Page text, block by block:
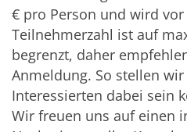
€ pro Person und wird
Teilnehmerzahl ist auf
begrenzt, daher
Anmeldung. So stellen
Interessierten dabei sein
Wir freuen uns auf einen